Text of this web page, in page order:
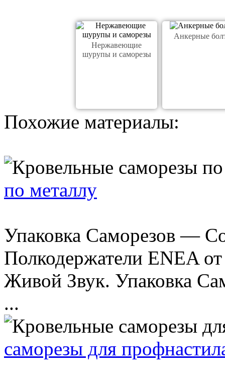
Нержавеющие
шурупы и саморезы
Анкерные
Похожие материалы:
по металлу
Упаковка Саморезов —
Полкодержатели ENEA
Живой Звук. Упаковка
...
саморезы для